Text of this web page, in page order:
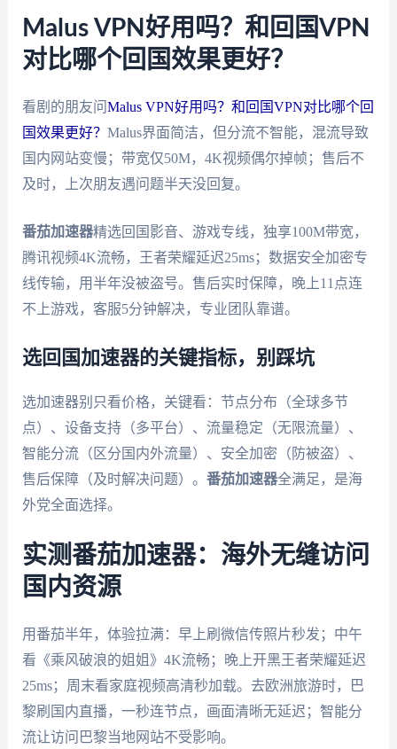
Malus VPN好用吗？和回国VPN
对比哪个回国效果更好？
看剧的朋友问 Malus VPN好用吗？和回国VPN对比哪个回
国效果更好？ Malus界面简洁，但分流不智能，混流导致
国内网站变慢；带宽仅50M，4K视频偶尔掉帧；售后不
及时，上次朋友遇问题半天没回复。
番茄加速器精选回国影音、游戏专线，独享100M带宽，
腾讯视频4K流畅，王者荣耀延迟25ms；数据安全加密专
线传输，用半年没被盗号。售后实时保障，晚上11点连
不上游戏，客服5分钟解决，专业团队靠谱。
选回国加速器的关键指标，别踩坑
选加速器别只看价格，关键看：节点分布（全球多节
点）、设备支持（多平台）、流量稳定（无限流量）、
智能分流（区分国内外流量）、安全加密（防被盗）、
售后保障（及时解决问题）。 番茄加速器全满足，是海
外党全面选择。
实测番茄加速器：海外无缝访问
国内资源
用番茄半年，体验拉满：早上刷微信传照片秒发；中午
看《乘风破浪的姐姐》4K流畅；晚上开黑王者荣耀延迟
25ms；周末看家庭视频高清秒加载。去欧洲旅游时，巴
黎刷国内直播，一秒连节点，画面清晰无延迟；智能分
流让访问巴黎当地网站不受影响。